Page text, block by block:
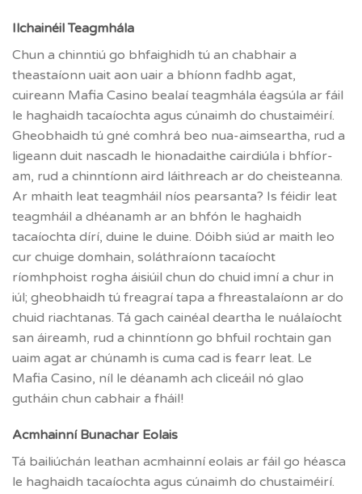
Ilchainéil Teagmhála
Chun a chinntiú go bhfaighidh tú an chabhair a
theastaíonn uait aon uair a bhíonn fadhb agat,
cuireann Mafia Casino bealaí teagmhála éagsúla ar fáil
le haghaidh tacaíochta agus cúnaimh do chustaiméirí.
Gheobhaidh tú gné comhrá beo nua-aimseartha, rud a
ligeann duit nascadh le hionadaithe cairdiúla i bhfíor-
am, rud a chinntíonn aird láithreach ar do cheisteanna.
Ar mhaith leat teagmháil níos pearsanta? Is féidir leat
teagmháil a dhéanamh ar an bhfón le haghaidh
tacaíochta dírí, duine le duine. Dóibh siúd ar maith leo
cur chuige domhain, soláthraíonn tacaíocht
ríomhphoist rogha áisiúil chun do chuid imní a chur in
iúl; gheobhaidh tú freagraí tapa a fhreastalaíonn ar do
chuid riachtanas. Tá gach cainéal deartha le nuálaíocht
san áireamh, rud a chinntíonn go bhfuil rochtain gan
uaim agat ar chúnamh is cuma cad is fearr leat. Le
Mafia Casino, níl le déanamh ach cliceáil nó glao
gutháin chun cabhair a fháil!
Acmhainní Bunachar Eolais
Tá bailiúchán leathan acmhainní eolais ar fáil go héasca
le haghaidh tacaíochta agus cúnaimh do chustaiméirí.